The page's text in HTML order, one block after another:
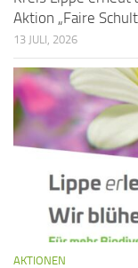
Aktion „Faire
13 JULI, 2026
AKTIONEN